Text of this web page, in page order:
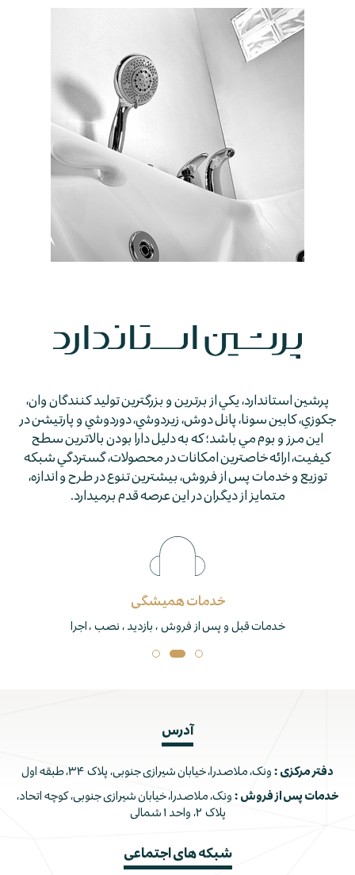
پرشين استاندارد، يكي از برترين و بزرگترين توليد كنندگان وان،
جكوزي، كابين سونا، پانل دوش، زيردوشي، دوردوشي و پارتيشن در
اين مرز و بوم مي باشد؛ كه به دليل دارا بودن بالاترين سطح
كيفيت، ارائه خاصترين امكانات در محصولات، گستردگي شبكه
توزيع و خدمات پس از فروش، بيشترين تنوع در طرح و اندازه،
متمايز از ديگران در اين عرصه قدم برمي­دارد.
خدمات همیشگی
خدمات قبل و پس از فروش ، بازدید ، نصب ، اجرا
آدرس
دفتر مرکزی : ونک، ملاصدرا، خیابان شیرازی جنوبی، پلاک ۳۴، طبقه اول
خدمات پس از فروش : ونک، ملاصدرا، خیابان شیرازی جنوبی، کوچه اتحاد،
پلاک ۲، واحد ۱ شمالی
شبکه های اجتماعی